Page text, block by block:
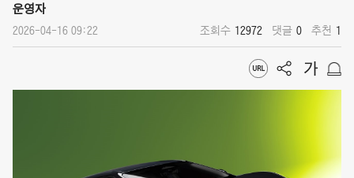
운영자
2026-04-16 09:22 조회수 12972 댓글 0 추천 1